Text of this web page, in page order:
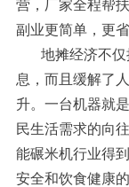
营，厂家全程帮
副业更简单，更省
地摊经济不仅
息，而且缓解了
升。一台机器就
民生活需求的向
能碾米机行业得
安全和饮食健康